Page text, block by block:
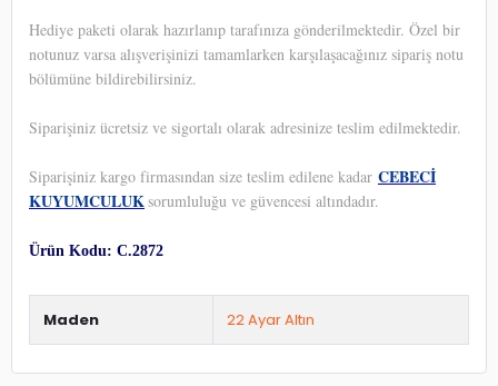
Hediye paketi olarak hazırlanıp tarafınıza gönderilmektedir. Özel bir
notunuz varsa alışverişinizi tamamlarken karşılaşacağınız sipariş notu
bölümüne bildirebilirsiniz.
Siparişiniz ücretsiz ve sigortalı olarak adresinize teslim edilmektedir.
Siparişiniz kargo firmasından size teslim edilene kadar CEBECİ
KUYUMCULUKsorumluluğu ve güvencesi altındadır.
Ürün Kodu: C.2872
Maden 22 Ayar Altın